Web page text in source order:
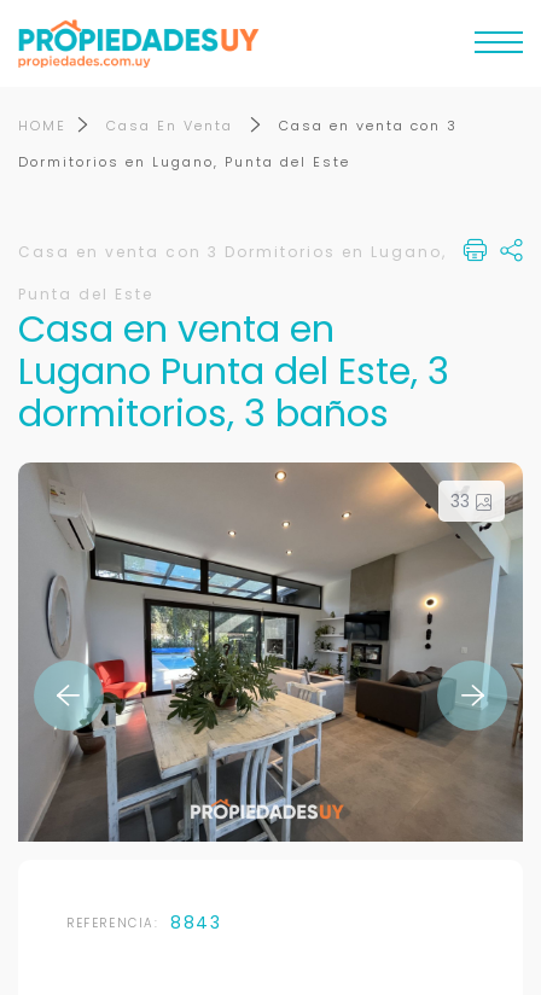
HOME Casa En Venta
Casa en venta con 3
Dormitorios en Lugano, Punta del Este
Casa en venta con 3 Dormitorios en Lugano,
Punta del Este
Casa en venta en
Lugano Punta del Este, 3
dormitorios, 3 baños
33
REFERENCIA: 8843